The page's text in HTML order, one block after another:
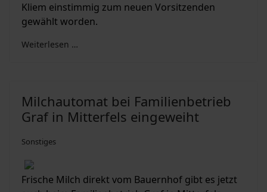
Kliem einstimmig zum neuen Vorsitzenden
gewählt worden.
Weiterlesen …
Milchautomat bei Familienbetrieb
Graf in Mitterfels eingeweiht
Sonstiges
Frische Milch direkt vom Bauernhof gibt es jetzt